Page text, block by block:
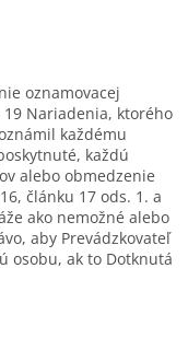
oznamovacej
Nariadenia, ktorého
každému
každú
alebo obmedzenie
článku 17 ods. 1. a
ako nemožné alebo
aby Prevádzkovateľ
osobu, ak to Dotknutá